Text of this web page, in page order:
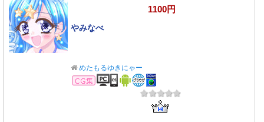
1100円
やみなべ
めたもるゆきにゃー
CG集